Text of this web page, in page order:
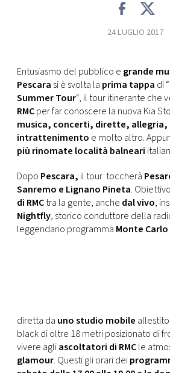
24 LUGLIO 2017
Entusiasmo del pubblico e grande
Pescara si è svolta la prima tappa di “
Summer Tour“, il tour itinerante che
RMCper far conoscere la nuova Kia
musica, concerti, dirette, allegria,
intrattenimento e molto altro.
più rinomate località balneari
Dopo Pescara, il tour toccherà
Sanremo e Lignano Pineta.
di RMCtra la gente, anche dal vivo,
Nightfly, storico conduttore della
leggendario programma Monte
diretta da uno studio mobile
black di oltre 18 metri posizionato di
vivere agliascoltatori di RMCle
glamour. Questi gli orari dei